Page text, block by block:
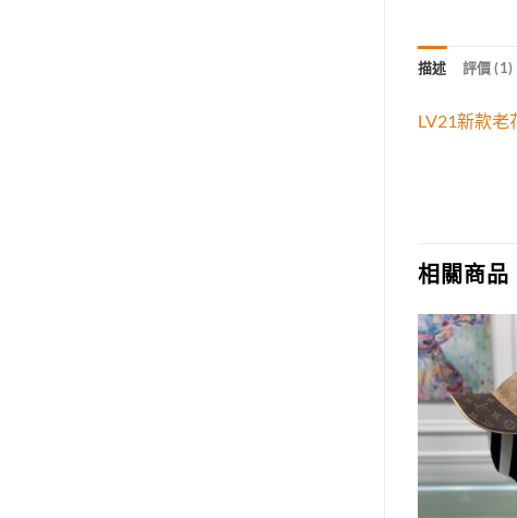
描述 評價 (1)
LV21新款老
相關商品